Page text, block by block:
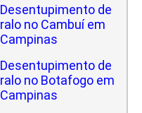
Desentupimento de
ralo no Cambuí em
Campinas
Desentupimento de
ralo no Botafogo em
Campinas